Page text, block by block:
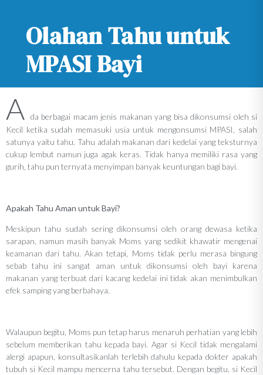
Olahan Tahu untuk
MPASI Bayi
A
da berbagai macam jenis makanan yang bisa dikonsumsi oleh si
Kecil ketika sudah memasuki usia untuk mengonsumsi MPASI, salah
satunya yaitu tahu. Tahu adalah makanan dari kedelai yang teksturnya
cukup lembut namun juga agak keras. Tidak hanya memiliki rasa yang
gurih, tahu pun ternyata menyimpan banyak keuntungan bagi bayi.
Apakah Tahu Aman untuk Bayi?
Meskipun tahu sudah sering dikonsumsi oleh orang dewasa ketika
sarapan, namun masih banyak Moms yang sedikit khawatir mengenai
keamanan dari tahu. Akan tetapi, Moms tidak perlu merasa bingung
sebab tahu ini sangat aman untuk dikonsumsi oleh bayi karena
makanan yang terbuat dari kacang kedelai ini tidak akan menimbulkan
efek samping yang berbahaya.
Walaupun begitu, Moms pun tetap harus menaruh perhatian yang lebih
sebelum memberikan tahu kepada bayi. Agar si Kecil tidak mengalami
alergi apapun, konsultasikanlah terlebih dahulu kepada dokter apakah
tubuh si Kecil mampu mencerna tahu tersebut. Dengan begitu, si Kecil